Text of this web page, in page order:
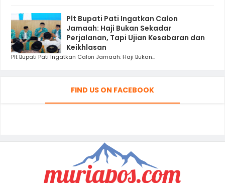
Plt Bupati Pati Ingatkan Calon
Jamaah: Haji Bukan Sekadar
Perjalanan, Tapi Ujian Kesabaran dan
Keikhlasan
Plt Bupati Pati Ingatkan Calon Jamaah: Haji Bukan...
FIND US ON FACEBOOK